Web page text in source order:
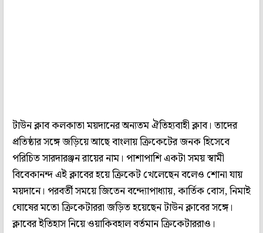
টাউন ক্লাব কলকাতা ময়দানের অন্যতম ঐতিহ্যবাহী ক্লাব। তাদের
প্রতিষ্ঠার সঙ্গে জড়িয়ে আছে বাংলায় ক্রিকেটের জনক হিসেবে
পরিচিত সারদারঞ্জন রায়ের নাম। পাশাপাশি একটা সময় স্বামী
বিবেকানন্দ এই ক্লাবের হয়ে ক্রিকেট খেলেছেন বলেও শোনা যায়
ময়দানে। পরবর্তী সময়ে জিতেন বন্দ্যোপাধ্যায়, কার্তিক বোস, নিমাই
ঘোষের মতো ক্রিকেটাররা জড়িত হয়েছেন টাউন ক্লাবের সঙ্গে।
ক্লাবের ইতিহাস নিয়ে ওয়াকিবহাল বর্তমান ক্রিকেটাররাও।